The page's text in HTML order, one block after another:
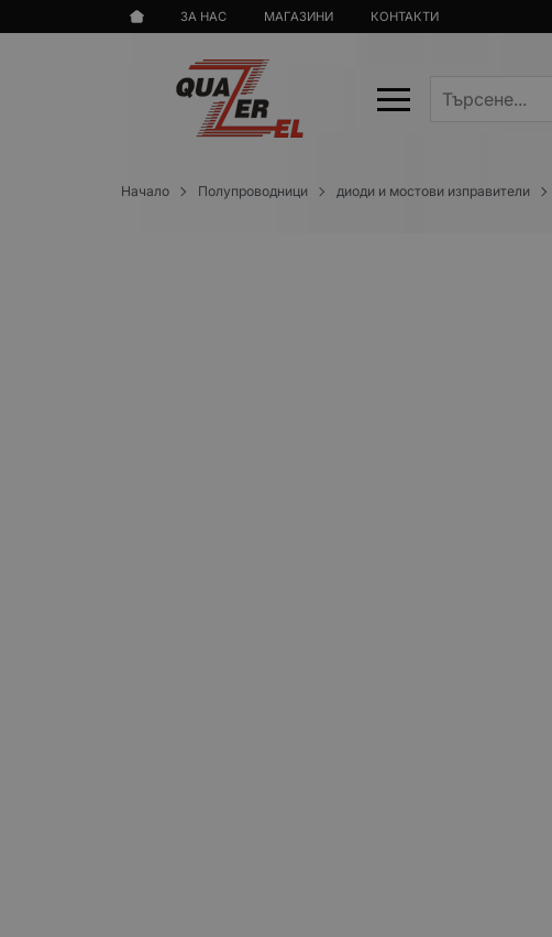
ЗА НАС МАГАЗИНИ КОНТАКТИ
Начало Полупроводници диоди и мостови изправители